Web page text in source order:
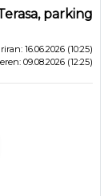
parking
16.06.2026 (10:25)
09.08.2026 (12:25)